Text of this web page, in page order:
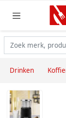
Drinken